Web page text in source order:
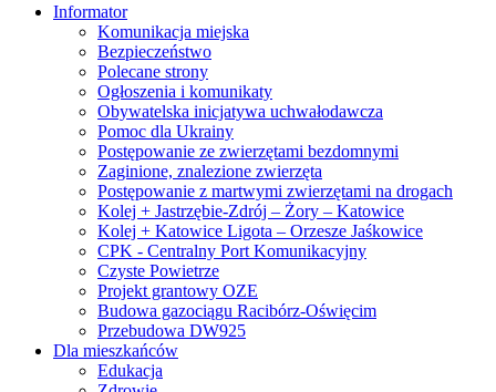
Informator
Komunikacja miejska
Bezpieczeństwo
Polecane strony
Ogłoszenia i komunikaty
Obywatelska inicjatywa uchwałodawcza
Pomoc dla Ukrainy
Postępowanie ze zwierzętami bezdomnymi
Zaginione, znalezione zwierzęta
Postępowanie z martwymi zwierzętami na drogach
Kolej + Jastrzębie-Zdrój – Żory – Katowice
Kolej + Katowice Ligota – Orzesze Jaśkowice
CPK - Centralny Port Komunikacyjny
Czyste Powietrze
Projekt grantowy OZE
Budowa gazociągu Racibórz-Oświęcim
Przebudowa DW925
Dla mieszkańców
Edukacja